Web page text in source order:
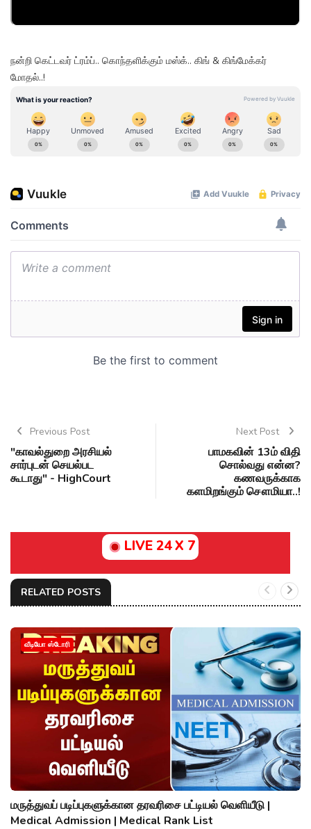
நன்றி கெட்டவர் ட்ரம்ப்.. கொந்தளிக்கும் மஸ்க்.. கிங் & கிங்மேக்கர்
மோதல்..!
Previous Post
"காவல்துறை அரசியல்
சார்புடன் செயல்பட
கூடாது" - HighCourt
Next Post
பாமகவின் 13ம் விதி
சொல்வது என்ன?
கணவருக்காக
களமிறங்கும் சௌமியா..!
LIVE 24 X 7
RELATED POSTS
வீடியோ ஸ்டோரி
மருத்துவப் படிப்புகளுக்கான தரவரிசை பட்டியல் வெளியீடு |
Medical Admission | Medical Rank List